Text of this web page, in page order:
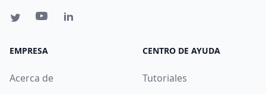
EMPRESA
Acerca de
CENTRO DE AYUDA
Tutoriales